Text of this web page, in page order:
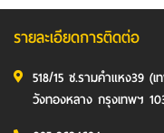
รายละเอียดการติดต่อ
518/15 ซ.รามคำแหง39 (
วังทองหลาง กรุงเทพฯ